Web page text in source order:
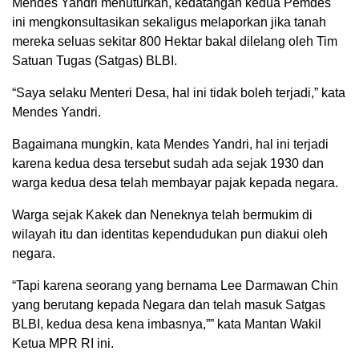
ini mengkonsultasikan sekaligus melaporkan jika tanah
mereka seluas sekitar 800 Hektar bakal dilelang oleh Tim
Satuan Tugas (Satgas) BLBI.
“Saya selaku Menteri Desa, hal ini tidak boleh terjadi,” kata
Mendes Yandri.
Bagaimana mungkin, kata Mendes Yandri, hal ini terjadi
karena kedua desa tersebut sudah ada sejak 1930 dan
warga kedua desa telah membayar pajak kepada negara.
Warga sejak Kakek dan Neneknya telah bermukim di
wilayah itu dan identitas kependudukan pun diakui oleh
negara.
“Tapi karena seorang yang bernama Lee Darmawan Chin
yang berutang kepada Negara dan telah masuk Satgas
BLBI, kedua desa kena imbasnya,”” kata Mantan Wakil
Ketua MPR RI ini.